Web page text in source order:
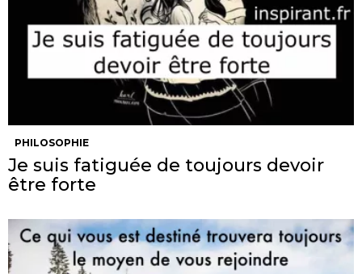
PHILOSOPHIE
Je suis fatiguée de toujours devoir
être forte